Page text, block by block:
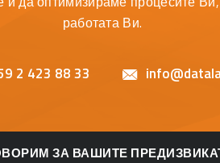
работата Ви.
2 423 88 33
ЗА ВАШИТЕ